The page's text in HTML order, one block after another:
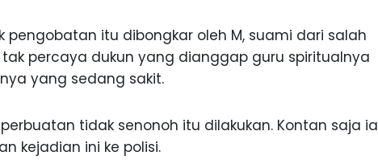
pengobatan itu dibongkar oleh M, suami dari salah
tak percaya dukun yang dianggap guru spiritualnya
yang sedang sakit.
tidak senonoh itu dilakukan. Kontan saja ia
kejadian ini ke polisi.